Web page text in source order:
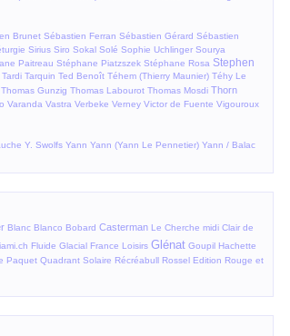
Brunet Sébastien Ferran Sébastien Gérard Sébastien
Sirius Siro Sokal Solé Sophie Uchlinger Sourya
Paitreau Stéphane Piatzszek Stéphane Rosa Stephen
Tardi Tarquin Ted Benoît Téhem (Thierry Maunier) Téhy Le
Thomas Gunzig Thomas Labourot Thomas Mosdi Thorn
Varanda Vastra Verbeke Verney Victor de Fuente Vigouroux
Y. Swolfs Yann Yann (Yann Le Pennetier) Yann / Balac
Blanc Blanco Bobard Casterman Le Cherche midi Clair de
Fluide Glacial France Loisirs Glénat Goupil Hachette
Paquet Quadrant Solaire Récréabull Rossel Edition Rouge et